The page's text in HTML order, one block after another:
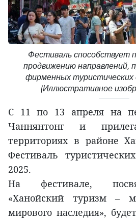
Фестиваль способствует
продвижению направлений,
фирменных туристических
(Иллюстративное
С 11 по 13 апреля на
Чаннянтонг и
территориях в районе
Фестиваль
2025.
На фестивале,
«Ханойский туризм –
мирового наследия»,